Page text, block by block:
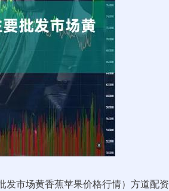
发市场黄香蕉苹果价格行情）方道配资
指 14110.12 -34.08